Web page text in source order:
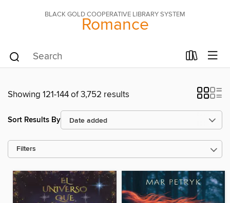
BLACK GOLD COOPERATIVE LIBRARY SYSTEM
Romance
Showing 121-144 of 3,752 results
Sort Results By
Filters